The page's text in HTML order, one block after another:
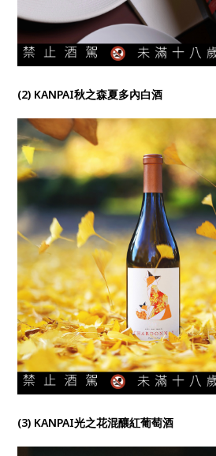
(2) KANPAI秋之森夏多內白酒
(3) KANPAI光之花混釀紅葡萄酒